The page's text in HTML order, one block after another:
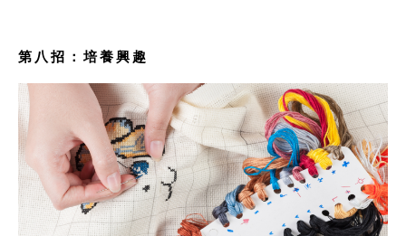
第八招 ：培養興趣